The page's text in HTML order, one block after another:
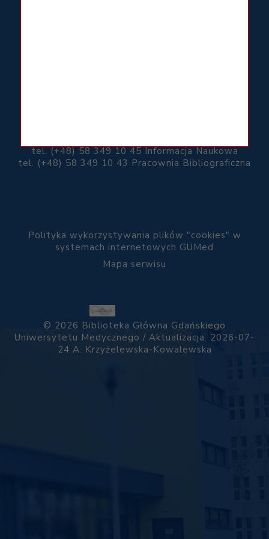
tel. (+48) 58 349 10 45 Informacja Naukowa
tel. (+48) 58 349 10 43 Pracownia Bibliograficzna
Polityka wykorzystywania plików "cookies" w
systemach internetowych GUMed
Mapa serwisu
© 2026 Biblioteka Główna Gdańskiego
Uniwersytetu Medycznego / Aktualizacja: 2026-07-
24 A. Krzyżelewska-Kowalewska